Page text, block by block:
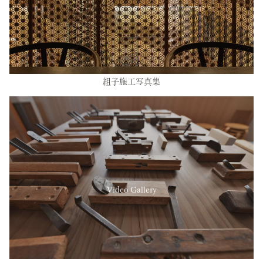
組子施工写真集
Video Gallery